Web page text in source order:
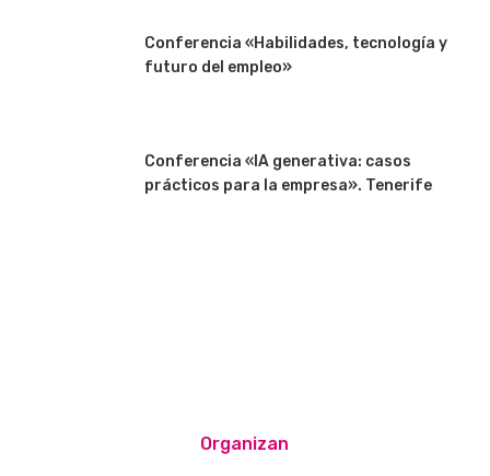
Conferencia «Habilidades, tecnología y
futuro del empleo»
Conferencia «IA generativa: casos
prácticos para la empresa». Tenerife
Organizan